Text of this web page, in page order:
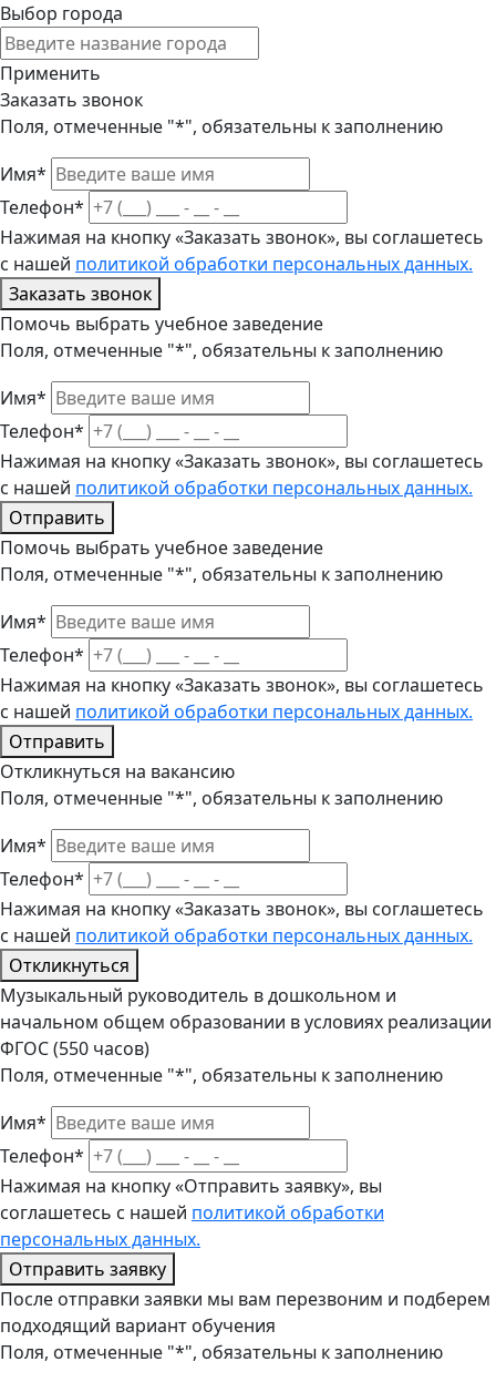
Выбор города
Применить
Заказать звонок
Поля, отмеченные "*", обязательны к заполнению
Имя*
Телефон*
Нажимая на кнопку «Заказать звонок», вы соглашетесь
с нашей политикой обработки персональных данных.
Заказать звонок
Помочь выбрать учебное заведение
Поля, отмеченные "*", обязательны к заполнению
Имя*
Телефон*
Нажимая на кнопку «Заказать звонок», вы соглашетесь
с нашей политикой обработки персональных данных.
Отправить
Помочь выбрать учебное заведение
Поля, отмеченные "*", обязательны к заполнению
Имя*
Телефон*
Нажимая на кнопку «Заказать звонок», вы соглашетесь
с нашей политикой обработки персональных данных.
Отправить
Откликнуться на вакансию
Поля, отмеченные "*", обязательны к заполнению
Имя*
Телефон*
Нажимая на кнопку «Заказать звонок», вы соглашетесь
с нашей политикой обработки персональных данных.
Откликнуться
Музыкальный руководитель в дошкольном и
начальном общем образовании в условиях реализации
ФГОС (550 часов)
Поля, отмеченные "*", обязательны к заполнению
Имя*
Телефон*
Нажимая на кнопку «Отправить заявку», вы
соглашетесь с нашей политикой обработки
персональных данных.
Отправить заявку
После отправки заявки мы вам перезвоним и подберем
подходящий вариант обучения
Поля, отмеченные "*", обязательны к заполнению